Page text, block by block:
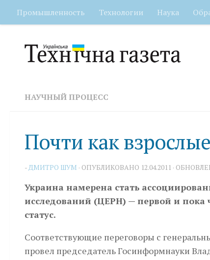
Перейти к содержимому
Промышленность Технологии Наука
НАУЧНЫЙ ПРОЦЕСС
Почти как взрослые
-ДМИТРО ШУМ · ОПУБЛИКОВАНО 12.04.2011 ·
Украина намерена стать
исследований (ЦЕРН) — первой и
статус.
Соответствующие переговоры с
провел председатель Госинформнауки